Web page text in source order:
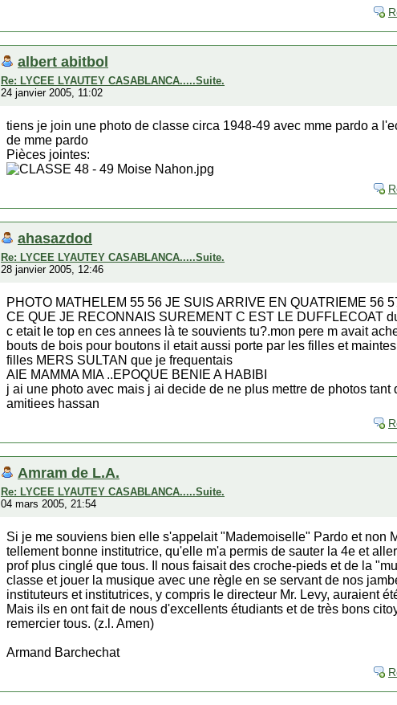
albert abitbol
Re: LYCEE LYAUTEY CASABLANCA.....Suite.
24 janvier 2005, 11:02
tiens je join une photo de classe circa 1948-49 avec mme pardo a
de mme pardo
Pièces jointes:
ahasazdod
Re: LYCEE LYAUTEY CASABLANCA.....Suite.
28 janvier 2005, 12:46
PHOTO MATHELEM 55 56 JE SUIS ARRIVE EN QUATRIEME 56
CE QUE JE RECONNAIS SUREMENT C EST LE DUFFLECOAT
c etait le top en ces annees là te souvients tu?.mon pere m avait
bouts de bois pour boutons il etait aussi porte par les filles et
filles MERS SULTAN que je frequentais
AIE MAMMA MIA ..EPOQUE BENIE A HABIBI
j ai une photo avec mais j ai decide de ne plus mettre de photos tant
amitiees hassan
Amram de L.A.
Re: LYCEE LYAUTEY CASABLANCA.....Suite.
04 mars 2005, 21:54
Si je me souviens bien elle s'appelait "Mademoiselle" Pardo et non
tellement bonne institutrice, qu'elle m'a permis de sauter la 4e et
prof plus cinglé que tous. Il nous faisait des croche-pieds et de la
classe et jouer la musique avec une règle en se servant de nos
instituteurs et institutrices, y compris le directeur Mr. Levy, auraient
Mais ils en ont fait de nous d'excellents étudiants et de très bons
remercier tous. (z.l. Amen)
Armand Barchechat